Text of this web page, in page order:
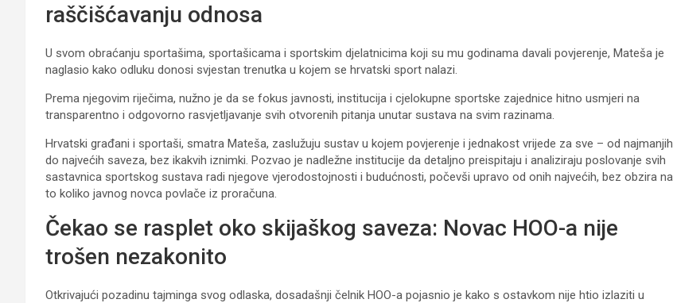
raščišćavanju odnosa
U svom obraćanju sportašima, sportašicama i sportskim djelatnicima koji su mu godinama davali povjerenje, Mateša je
naglasio kako odluku donosi svjestan trenutka u kojem se hrvatski sport nalazi.
Prema njegovim riječima, nužno je da se fokus javnosti, institucija i cjelokupne sportske zajednice hitno usmjeri na
transparentno i odgovorno rasvjetljavanje svih otvorenih pitanja unutar sustava na svim razinama.
Hrvatski građani i sportaši, smatra Mateša, zaslužuju sustav u kojem povjerenje i jednakost vrijede za sve – od najmanjih
do najvećih saveza, bez ikakvih iznimki. Pozvao je nadležne institucije da detaljno preispitaju i analiziraju poslovanje svih
sastavnica sportskog sustava radi njegove vjerodostojnosti i budućnosti, počevši upravo od onih najvećih, bez obzira na
to koliko javnog novca povlače iz proračuna.
Čekao se rasplet oko skijaškog saveza: Novac HOO-a nije
trošen nezakonito
Otkrivajući pozadinu tajminga svog odlaska, dosadašnji čelnik HOO-a pojasnio je kako s ostavkom nije htio izlaziti u